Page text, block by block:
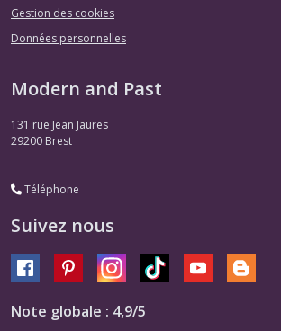
Gestion des cookies
Données personnelles
Modern and Past
131 rue Jean Jaures
29200 Brest
Téléphone
Suivez nous
Note globale : 4,9/5